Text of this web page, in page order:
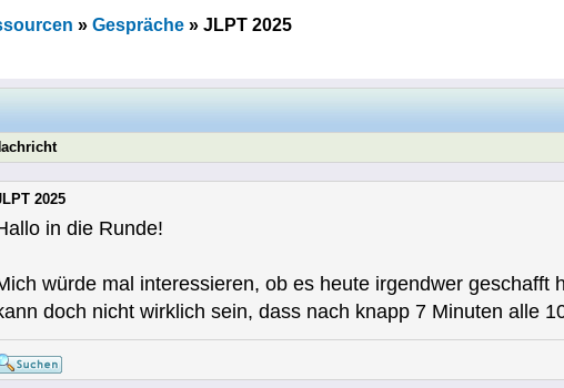
» Gespräche» JLPT 2025
2025
in die Runde!
würde mal interessieren, ob es heute irgendwer
doch nicht wirklich sein, dass nach knapp 7 Minuten alle